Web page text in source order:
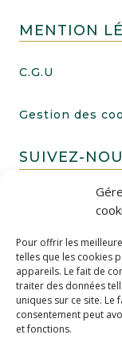
Pour offrir les
telles que les cookies
appareils. Le fait de
traiter des données
uniques sur ce site.
consentement peut
et fonctions.
MENTION
C.G.U
Gestion des
SUIVEZ-
FAIRE UN